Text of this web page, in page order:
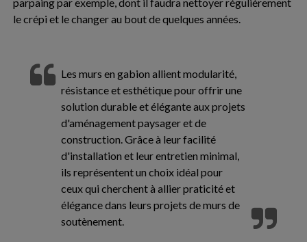
le crépi et le changer au bout de quelques années.
Les murs en gabion allient modularité,
résistance et esthétique pour offrir une
solution durable et élégante aux projets
d'aménagement paysager et de
construction. Grâce à leur facilité
d'installation et leur entretien minimal,
ils représentent un choix idéal pour
ceux qui cherchent à allier praticité et
élégance dans leurs projets de murs de
soutènement.